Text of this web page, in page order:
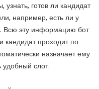
готов ли кандидат
например, есть ли у
Всю эту информацию бот
кандидат проходит по
назначает ему
слот.